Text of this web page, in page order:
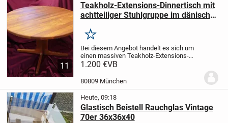
11
Teakholz-Extensions-Dinnertisch mit
achtteiliger Stuhlgruppe im dänischen
Merken
Bei diesem Angebot handelt es sich um
einen massiven Teakholz-Extensions-
Dinnertisch (Durchmesser 115 cm), mit
Alle Bestandteile wurden in unserer
1.200 €VB
80809 München
Heute, 09:18
Glastisch Beistell Rauchglas Vintage
70er 36x36x40